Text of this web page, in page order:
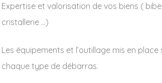
Expertise et valorisation de vos biens (
cristallerie …)
Les équipements et l’outillage mis en
chaque type de débarras.